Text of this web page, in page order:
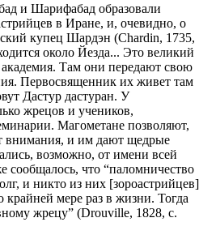
и Шарифабад образовали
в Иране, и, очевидно, о
купец Шардэн (Chardin, 1735,
около Йезда... Это великий
Там они передают свою
Первосвященник их живет там
Дастур дастуран. У
жрецов и учеников,
Магометане позволяют,
внимания, и им дают щедрые
возможно, от имени всей
сообщалось, что “паломничество
и никто из них [зороастрийцев]
мере раз в жизни. Тогда
жрецу” (Drouville, 1828, с.